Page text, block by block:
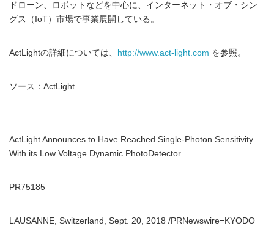
ドローン、ロボットなどを中心に、インターネット・オブ・シン
グス（IoT）市場で事業展開している。
ActLightの詳細については、 http://www.act-light.com を参照。
ソース：ActLight
ActLight Announces to Have Reached Single-Photon Sensitivity
With its Low Voltage Dynamic PhotoDetector
PR75185
LAUSANNE, Switzerland, Sept. 20, 2018 /PRNewswire=KYODO